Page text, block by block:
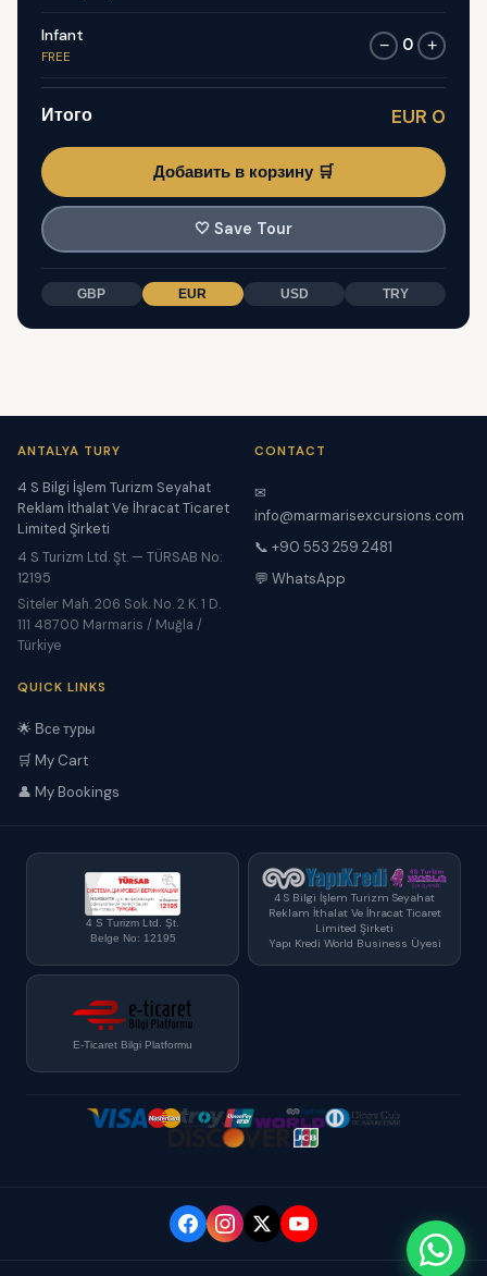
Infant
FREE
− 0 +
Итого EUR 0
Добавить в корзину 🛒
🤍 Save Tour
GBP EUR USD TRY
ANTALYA TURY
4 S Bilgi İşlem Turizm Seyahat
Reklam İthalat Ve İhracat Ticaret
Limited Şirketi
4 S Turizm Ltd. Şt. — TÜRSAB No:
12195
Siteler Mah. 206 Sok. No. 2 K. 1 D.
111 48700 Marmaris / Muğla /
Türkiye
CONTACT
✉
info@marmarisexcursions.com
📞 +90 553 259 2481
💬 WhatsApp
QUICK LINKS
🌟 Все туры
🛒 My Cart
👤 My Bookings
4 S Turizm Ltd. Şt.
Belge No: 12195
4 S Bilgi İşlem Turizm Seyahat
Reklam İthalat Ve İhracat Ticaret
Limited Şirketi
Yapı Kredi World Business Üyesi
E-Ticaret Bilgi Platformu